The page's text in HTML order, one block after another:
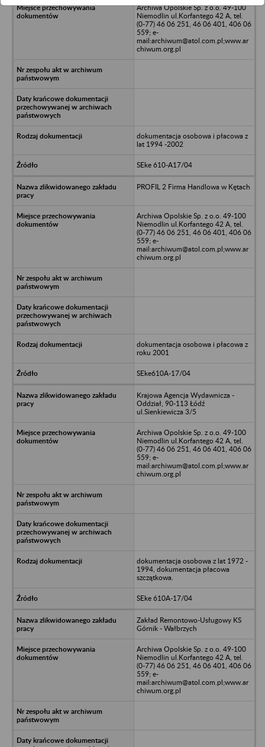
Archiwa Opolskie Sp. z o.o. 49-100
Niemodlin ul.Korfantego 42 A, tel.
(0-77) 46 06 251, 46 06 401, 406 06
559; e-
mail:archiwum@atol.com.pl;www.ar
chiwum.org.pl
dokumentacja osobowa i płacowa z
lat 1994 -2002
SEke 610-A17/04
PROFIL 2 Firma Handlowa w Kętach
Archiwa Opolskie Sp. z o.o. 49-100
Niemodlin ul.Korfantego 42 A, tel.
(0-77) 46 06 251, 46 06 401, 406 06
559; e-
mail:archiwum@atol.com.pl;www.ar
chiwum.org.pl
dokumentacja osobowa i płacowa z
roku 2001
SEke610A-17/04
Krajowa Agencja Wydawnicza -
Oddział, 90-113 Łódź
ul.Sienkiewicza 3/5
Archiwa Opolskie Sp. z o.o. 49-100
Niemodlin ul.Korfantego 42 A, tel.
(0-77) 46 06 251, 46 06 401, 406 06
559; e-
mail:archiwum@atol.com.pl;www.ar
chiwum.org.pl
dokumentacja osobowa z lat 1972 -
1994, dokumentacja płacowa
szczątkowa.
SEke 610A-17/04
Zakład Remontowo-Usługowy KS
Górnik - Wałbrzych
Archiwa Opolskie Sp. z o.o. 49-100
Niemodlin ul.Korfantego 42 A, tel.
(0-77) 46 06 251, 46 06 401, 406 06
559; e-
mail:archiwum@atol.com.pl;www.ar
chiwum.org.pl